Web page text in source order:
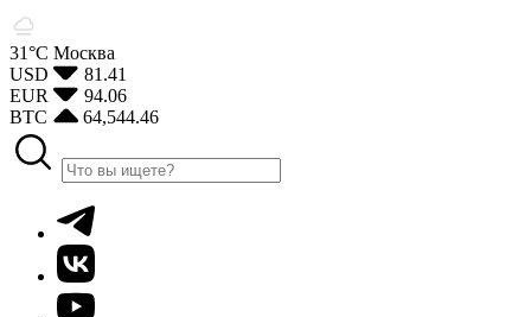
31°С Москва
USD
81.41
EUR
94.06
BTC
64,544.46